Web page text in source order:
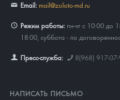
Email: mail@zoloto-md.ru
Режим работы: пн-чт с 10:00 до
18:00, суббота - по
Пресс-служба: 8(968) 917-
НАПИСАТЬ ПИСЬМО